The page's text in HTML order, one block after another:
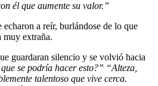
él que aumente su valor.”
echaron a reír, burlándose de lo que
muy extraña.
guardaran silencio y se volvió hacia
se podría hacer esto?” “Alteza,
talentoso que vive cerca.